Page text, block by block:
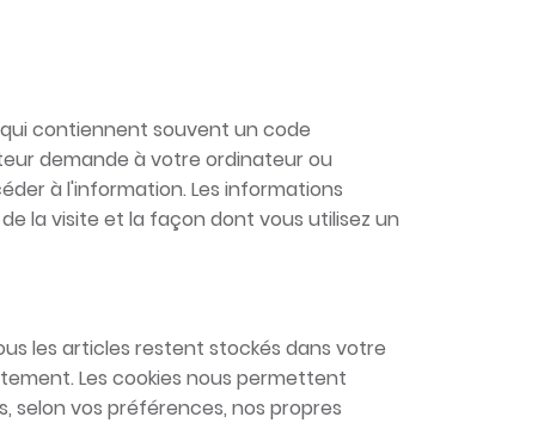
contiennent souvent un code
demande à votre ordinateur ou
à l'information. Les informations
la visite et la façon dont vous utilisez un
les articles restent stockés dans votre
Les cookies nous permettent
selon vos préférences, nos propres